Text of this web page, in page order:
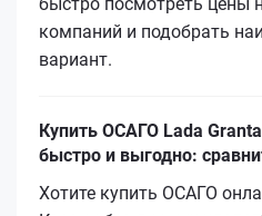
компаний и подобрать
вариант.
Купить ОСАГО Lada
быстро и выгодно:
Хотите купить ОСАГО